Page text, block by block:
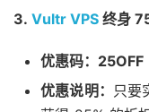
3. Vultr VPS 终身
优惠码：25OFF
优惠说明： 只要